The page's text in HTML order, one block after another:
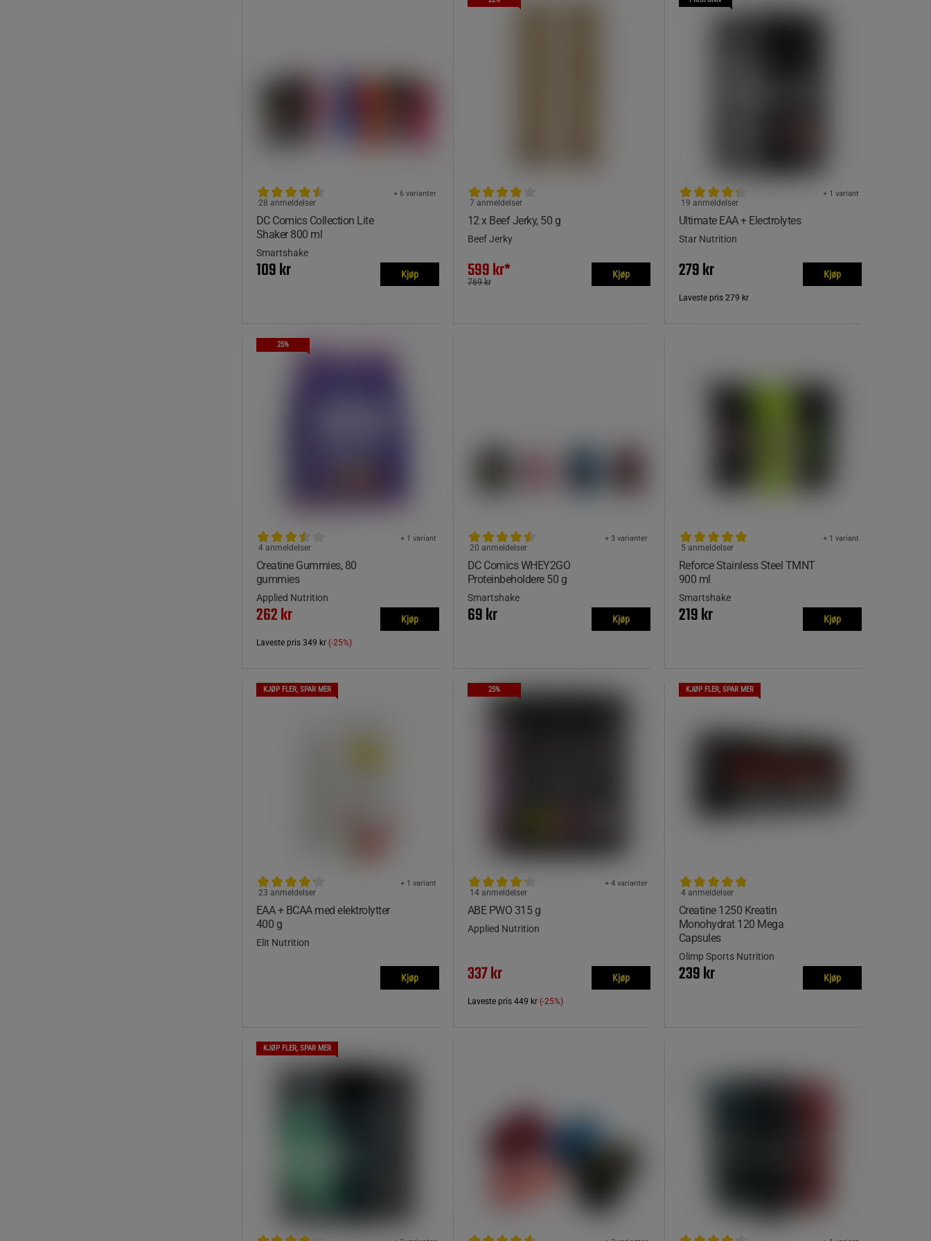
DC Comics Collection Lite
Shaker 800 ml
+ 6 varianter
28 anmeldelser
Smartshake
109 kr Kjøp
12 x Beef Jerky, 50 g
7 anmeldelser
Beef Jerky
599 kr*
769 kr
Kjøp
Ultimate EAA + Electrolytes
+ 1 variant
19 anmeldelser
Star Nutrition
279 kr Kjøp
Laveste pris 279 kr
25%
Creatine Gummies, 80
gummies
+ 1 variant
4 anmeldelser
Applied Nutrition
262 kr Kjøp
Laveste pris 349 kr (-25%)
DC Comics WHEY2GO
Proteinbeholdere 50 g
+ 3 varianter
20 anmeldelser
Smartshake
69 kr Kjøp
Reforce Stainless Steel TMNT
900 ml
+ 1 variant
5 anmeldelser
Smartshake
219 kr Kjøp
KJØP FLER, SPAR MER
EAA + BCAA med elektrolytter
400 g
+ 1 variant
23 anmeldelser
Elit Nutrition
Kjøp
25%
ABE PWO 315 g
+ 4 varianter
14 anmeldelser
Applied Nutrition
337 kr Kjøp
Laveste pris 449 kr (-25%)
KJØP FLER, SPAR MER
Creatine 1250 Kreatin
Monohydrat 120 Mega
Capsules
4 anmeldelser
Olimp Sports Nutrition
239 kr Kjøp
KJØP FLER, SPAR MER